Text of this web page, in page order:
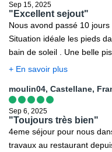
Sep 15, 2025
"Excellent sejout"
Nous avond passé 10
Situation idéale les pieds
bain de soleil . Une belle
choix de nourriture
Quant au personnel tous
offerts pendant le séjour,
agréable avec une bonne
de toilette s. Enfin, rien à
parle français. L'anglais ne
+ En savoir plus
moulin04, Castellane,
Sep 6, 2025
"Toujours très bien"
4eme séjour pour nous
travaux au restaurant